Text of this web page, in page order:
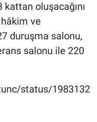
kattan oluşacağını
ve
duruşma salonu,
salonu ile 220
status/1983132